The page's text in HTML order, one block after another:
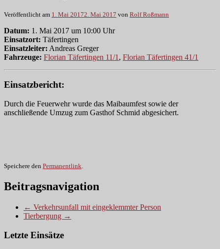
Veröffentlicht am 1. Mai 20172. Mai 2017 von Rolf Roßmann
Datum: 1. Mai 2017 um 10:00 Uhr
Einsatzort: Täfertingen
Einsatzleiter: Andreas Greger
Fahrzeuge: Florian Täfertingen 11/1 , Florian Täfertingen 41/1
Einsatzbericht:
Durch die Feuerwehr wurde das Maibaumfest sowie der
anschließende Umzug zum Gasthof Schmid abgesichert.
Speichere den Permanentlink.
Beitragsnavigation
← Verkehrsunfall mit eingeklemmter Person
Tierbergung →
Letzte Einsätze